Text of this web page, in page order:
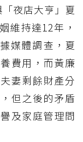
夜店大亨」夏
維持達12年，
媒體調查，夏
費用，而黃廉
妻剩餘財產分
但之後的矛盾
及家庭管理問